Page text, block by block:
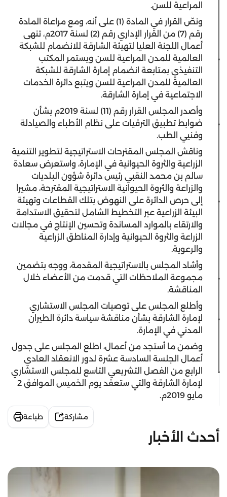
المراعية للسن.
ونصّ القرار في المادة (1) على أنه، ومع مراعاة المادة
رقم (7) من القرار الإداري رقم (2) لسنة 2017م، تنهى
أعمال اللجنة العليا لتهيئة الشارقة للانضمام للشبكة
العالمية للمدن المراعية للسن ويستمر المكتب
التنفيذي بمتابعة انضمام إمارة الشارقة للشبكة
العالمية للمدن المراعية للسن ويتبع دائرة الخدمات
الاجتماعية في إمارة الشارقة.
وأصدر المجلس القرار رقم (11) لسنة 2019م بشأن
ضوابط تطبيق الترقيات على نظام الأطباء والصيادلة
وفنيي الطب.
وناقش المجلس المقترحات الاستراتيجية لتطوير التنمية
الزراعية والثروة الحيوانية في الإمارة، واستعرض سعادة
سالم بن محمد النقبي رئيس دائرة شؤون البلديات
والزراعة والثروة الحيوانية الاستراتيجية المقترحة، مشيراً
إلى حرص الدائرة على النهوض بتلك القطاعات وتهيئة
البيئة الزراعية عبر التخطيط الشامل لتحقيق الاستدامة
والارتقاء بالموارد المساندة وتحسين الإنتاج في مجالات
الزراعة والثروة الحيوانية وإدارة المناطق الزراعية
والرعوية.
وأشاد المجلس بالاستراتيجية المقدمة، ووجه بتضمين
مجموعة الملاحظات التي قدمت من الأعضاء خلال
المناقشة.
وأطلع المجلس على توصيات المجلس الاستشاري
لإمارة الشارقة بشأن مناقشة سياسة دائرة الطيران
المدني في الإمارة.
وضمن ما أستجد من أعمال، اطلع المجلس على جدول
أعمال الجلسة السادسة عشرة لدور الانعقاد العادي
الرابع من الفصل التشريعي التاسع للمجلس الاستشاري
لإمارة الشارقة والتي ستعقد يوم الخميس الموافق 2
مايو 2019م.
مشاركة طباعة
أحدث الأخبار